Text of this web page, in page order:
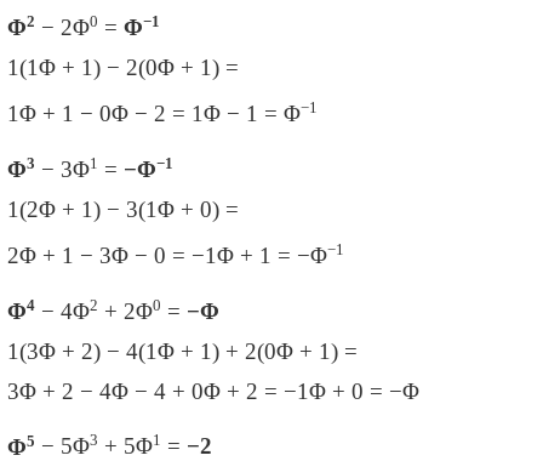
Φ2 − 2Φ0 = Φ−1
1(1Φ + 1) − 2(0Φ + 1) =
1Φ + 1 − 0Φ − 2 = 1Φ − 1 = Φ−1
Φ3 − 3Φ1 = −Φ−1
1(2Φ + 1) − 3(1Φ + 0) =
2Φ + 1 − 3Φ − 0 = −1Φ + 1 = −Φ−1
Φ4 − 4Φ2 + 2Φ0 = −Φ
1(3Φ + 2) − 4(1Φ + 1) + 2(0Φ + 1) =
3Φ + 2 − 4Φ − 4 + 0Φ + 2 = −1Φ + 0 = −Φ
Φ5 − 5Φ3 + 5Φ1 = −2